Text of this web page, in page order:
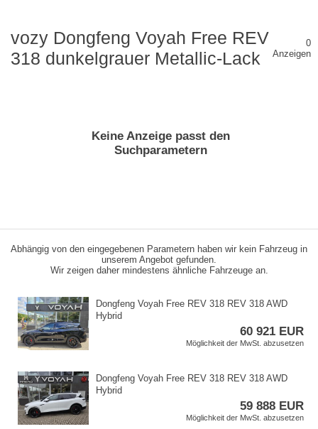
vozy Dongfeng Voyah Free REV
318 dunkelgrauer Metallic-Lack
0
Anzeigen
Keine Anzeige passt den
Suchparametern
Abhängig von den eingegebenen Parametern haben wir kein Fahrzeug in
unserem Angebot gefunden.
Wir zeigen daher mindestens ähnliche Fahrzeuge an.
Dongfeng Voyah Free REV 318 REV 318 AWD
Hybrid
60 921 EUR
Möglichkeit der MwSt. abzusetzen
Dongfeng Voyah Free REV 318 REV 318 AWD
Hybrid
59 888 EUR
Möglichkeit der MwSt. abzusetzen